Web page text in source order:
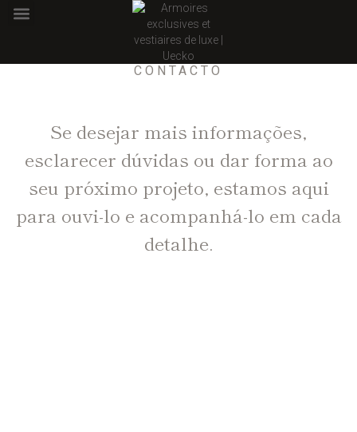
CONTACTO
Se desejar mais informações,
esclarecer dúvidas ou dar forma ao
seu próximo projeto, estamos aqui
para ouvi-lo e acompanhá-lo em cada
detalhe.